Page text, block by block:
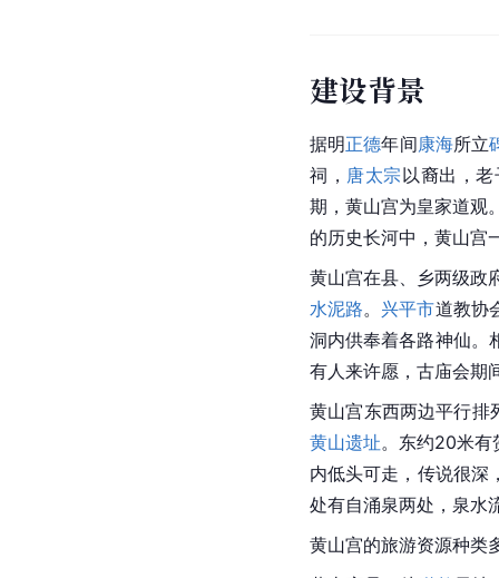
建设背景
据明正德年间康海所立
祠， 唐太宗以裔出，
期，黄山宫为皇家道观
的历史长河中，黄山宫
黄山宫在县、乡两级政
水泥路。 兴平市道教协
洞内供奉着各路神仙。
有人来许愿，古庙会期
黄山宫东西两边平行排
黄山遗址。东约20米有
内低头可走，传说很深
处有自涌泉两处，泉水
黄山宫的旅游资源种类